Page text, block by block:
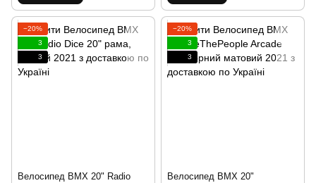
−20%
3
3
Велосипед BMX 20" Radio
−20%
3
3
Велосипед BMX 20"